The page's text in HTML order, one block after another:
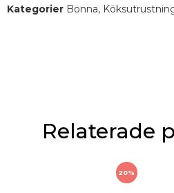
Kategorier Bonna,
Relaterade
20%